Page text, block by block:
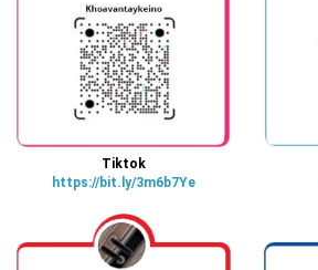
Tiktok
https://bit.ly/3m6b7Ye